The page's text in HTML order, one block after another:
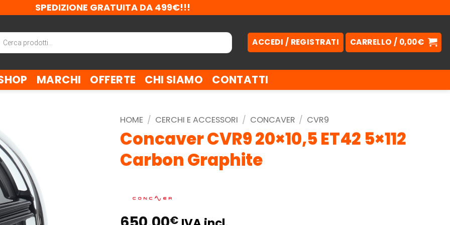
SPEDIZIONE GRATUITA DA 499€!!!
ACCEDI / REGISTRATI CARRELLO / 0,00€
MARCHI OFFERTE CHI SIAMO CONTATTI
HOME / CERCHI E ACCESSORI / CONCAVER / CVR9
Concaver CVR9 20×10,5 ET42 5×112
Carbon Graphite
€